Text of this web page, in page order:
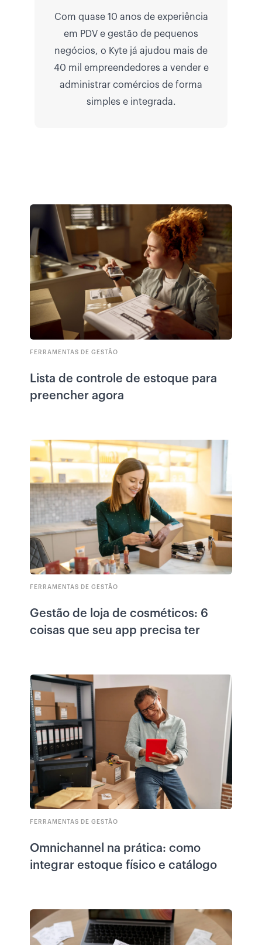
Com quase 10 anos de experiência
em PDV e gestão de pequenos
negócios, o Kyte já ajudou mais de
40 mil empreendedores a vender e
administrar comércios de forma
simples e integrada.
FERRAMENTAS DE GESTÃO
Lista de controle de estoque para
preencher agora
FERRAMENTAS DE GESTÃO
Gestão de loja de cosméticos: 6
coisas que seu app precisa ter
FERRAMENTAS DE GESTÃO
Omnichannel na prática: como
integrar estoque físico e catálogo